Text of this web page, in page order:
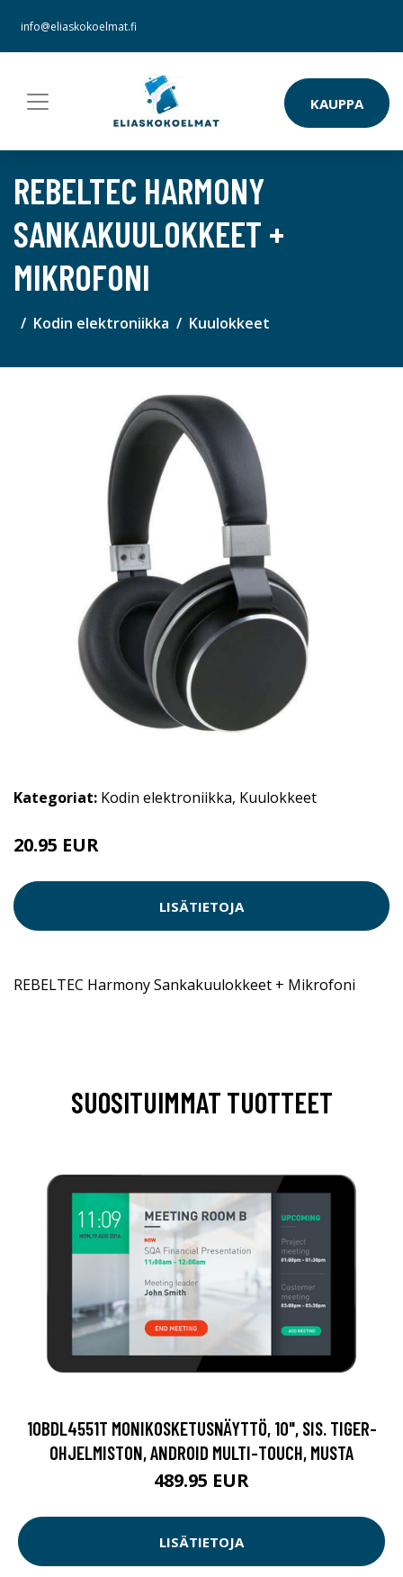
info@eliaskokoelmat.fi
KAUPPA
REBELTEC HARMONY
SANKAKUULOKKEET +
MIKROFONI
Kodin elektroniikka Kuulokkeet
Kategoriat: Kodin elektroniikka, Kuulokkeet
20.95 EUR
LISÄTIETOJA
REBELTEC Harmony Sankakuulokkeet + Mikrofoni
SUOSITUIMMAT TUOTTEET
10BDL4551T MONIKOSKETUSNÄYTTÖ, 10", SIS. TIGER-
OHJELMISTON, ANDROID MULTI-TOUCH, MUSTA
489.95 EUR
LISÄTIETOJA